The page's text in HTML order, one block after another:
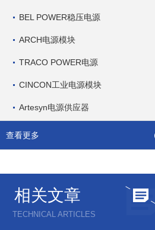
BEL POWER稳压电源
ARCH电源模块
TRACO POWER电源
CINCON工业电源模块
Artesyn电源供应器
查看更多
相关文章
TECHNICAL ARTICLES